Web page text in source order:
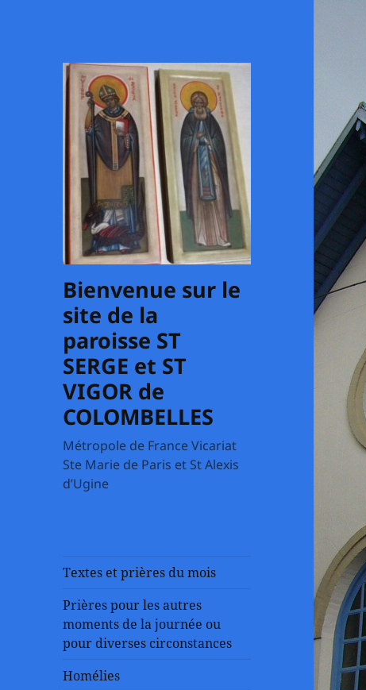
Bienvenue sur le
site de la
paroisse ST
SERGE et ST
VIGOR de
COLOMBELLES
Métropole de France Vicariat
Ste Marie de Paris et St Alexis
d’Ugine
Textes et prières du mois
Prières pour les autres
moments de la journée ou
pour diverses circonstances
Homélies